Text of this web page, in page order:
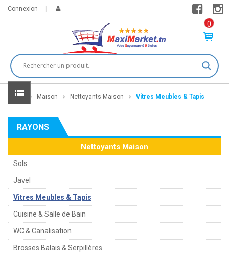
Connexion
0
PR
DU
IT(
S)
DT
Home Maison Nettoyants Maison Vitres Meubles & Tapis
RAYONS
Nettoyants Maison
Sols
Javel
Vitres Meubles & Tapis
Cuisine & Salle de Bain
WC & Canalisation
Brosses Balais & Serpillères